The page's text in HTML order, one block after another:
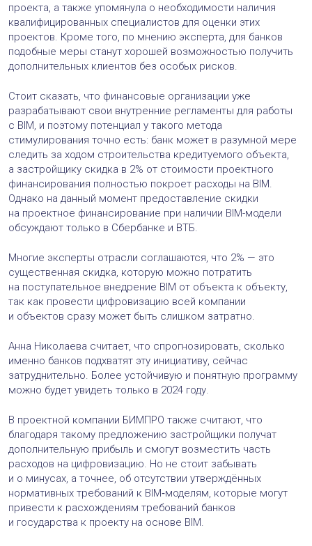
проекта, а также упомянула о необходимости наличия
квалифицированных специалистов для оценки этих
проектов. Кроме того, по мнению эксперта, для банков
подобные меры станут хорошей возможностью получить
дополнительных клиентов без особых рисков.
Стоит сказать, что финансовые организации уже
разрабатывают свои внутренние регламенты для работы
с BIM, и поэтому потенциал у такого метода
стимулирования точно есть: банк может в разумной мере
следить за ходом строительства кредитуемого объекта,
а застройщику скидка в 2% от стоимости проектного
финансирования полностью покроет расходы на BIM.
Однако на данный момент предоставление скидки
на проектное финансирование при наличии BIM-модели
обсуждают только в Сбербанке и ВТБ.
Многие эксперты отрасли соглашаются, что 2% — это
существенная скидка, которую можно потратить
на поступательное внедрение BIM от объекта к объекту,
так как провести цифровизацию всей компании
и объектов сразу может быть слишком затратно.
Анна Николаева считает, что спрогнозировать, сколько
именно банков подхватят эту инициативу, сейчас
затруднительно. Более устойчивую и понятную программу
можно будет увидеть только в 2024 году.
В проектной компании БИМПРО также считают, что
благодаря такому предложению застройщики получат
дополнительную прибыль и смогут возместить часть
расходов на цифровизацию. Но не стоит забывать
и о минусах, а точнее, об отсутствии утверждённых
нормативных требований к BIM‑моделям, которые могут
привести к расхождениям требований банков
и государства к проекту на основе BIM.